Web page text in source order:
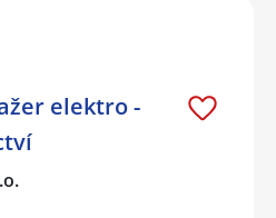
elektro -